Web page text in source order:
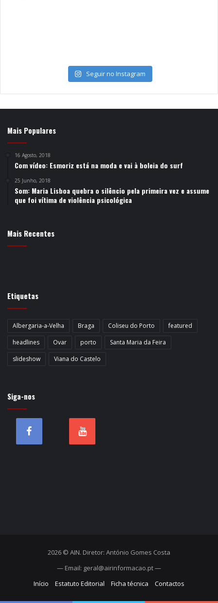
Seguir no Instagram
Mais Populares
16 Agosto, 2018
Com vídeo: Esmoriz está na moda e vai à boleia do surf
25 Junho, 2018
Som: Maria Lisboa quebra o silêncio pela primeira vez e assume
que foi vítima de violência psicológica
Mais Recentes
Etiquetas
Albergaria-a-Velha Braga Coliseu do Porto
featured
headlines
Ovar porto
Santa Maria da Feira
slideshow
Viana do Castelo
Siga-nos
2026 © AIN. Diretor: António Gomes Costa
— Email: geral@airinformacao.pt —
Início
Estatuto Editorial Ficha técnica Contactos